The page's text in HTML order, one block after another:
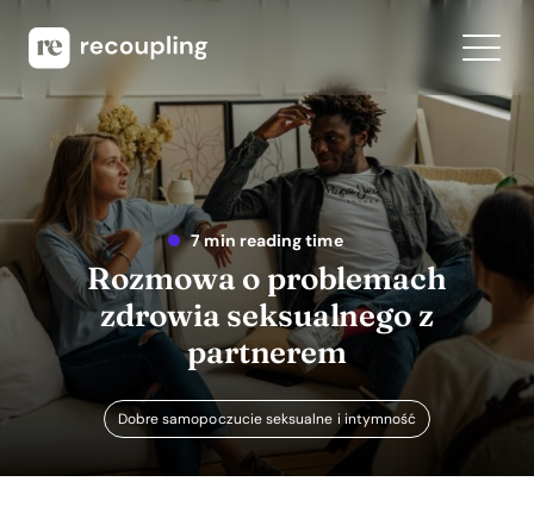
7 min reading time
Rozmowa o problemach
zdrowia seksualnego z
partnerem
Dobre samopoczucie seksualne i intymność